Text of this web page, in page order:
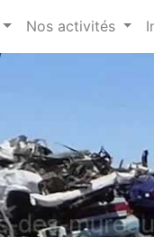
Nos activités